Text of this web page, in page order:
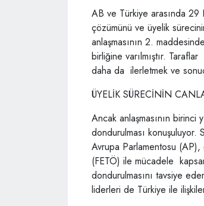
AB ve Türkiye arasında 29
çözümünü ve üyelik
anlaşmasının 2.
birliğine varılmıştır.
daha da ilerletmek ve
ÜYELİK SÜRECİNİN
Ancak anlaşmasının
dondurulması konuşuluyor.
Avrupa Parlamentosu
(FETÖ) ile mücadele
dondurulmasını tavsiye
liderleri de Türkiye ile